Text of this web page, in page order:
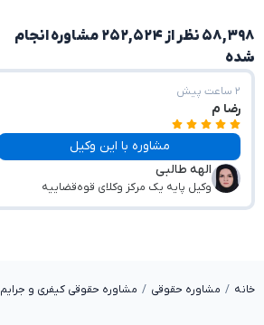
۵۸,۳۹۸ نظر از ۲۵۲,۵۲۴ مشاوره انجام
شده
۲ ساعت پیش
رضا م
مشاوره با این وکیل
الهه طالبی
وکیل پایه یک مرکز وکلای قوه‌قضاییه
خانه مشاوره حقوقی مشاوره حقوقی کیفری و جرایم